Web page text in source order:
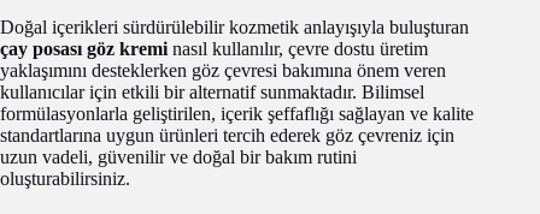
Doğal içerikleri sürdürülebilir kozmetik anlayışıyla buluşturan
çay posası göz kremi nasıl kullanılır, çevre dostu üretim
yaklaşımını desteklerken göz çevresi bakımına önem veren
kullanıcılar için etkili bir alternatif sunmaktadır. Bilimsel
formülasyonlarla geliştirilen, içerik şeffaflığı sağlayan ve kalite
standartlarına uygun ürünleri tercih ederek göz çevreniz için
uzun vadeli, güvenilir ve doğal bir bakım rutini
oluşturabilirsiniz.